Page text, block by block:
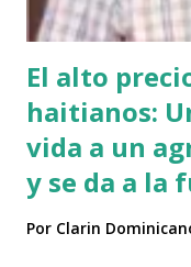
El alto
haitianos:
vida a un
y se da a la
Por Clarin